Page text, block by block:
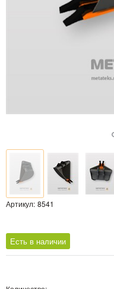
Артикул: 8541
Есть в наличии